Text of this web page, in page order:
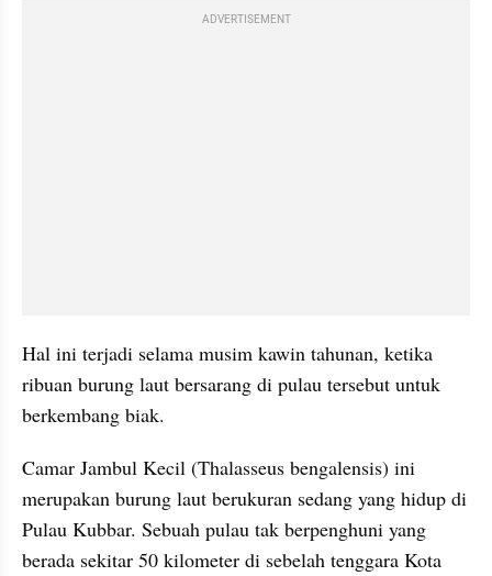
ADVERTISEMENT
Hal ini terjadi selama musim kawin tahunan, ketika
ribuan burung laut bersarang di pulau tersebut untuk
berkembang biak.
Camar Jambul Kecil (Thalasseus bengalensis) ini
merupakan burung laut berukuran sedang yang hidup di
Pulau Kubbar. Sebuah pulau tak berpenghuni yang
berada sekitar 50 kilometer di sebelah tenggara Kota